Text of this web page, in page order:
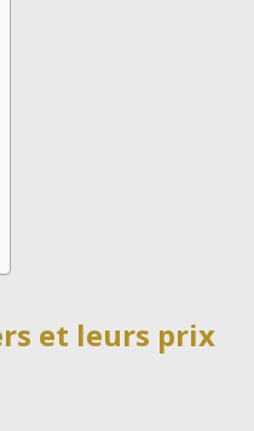
et leurs prix